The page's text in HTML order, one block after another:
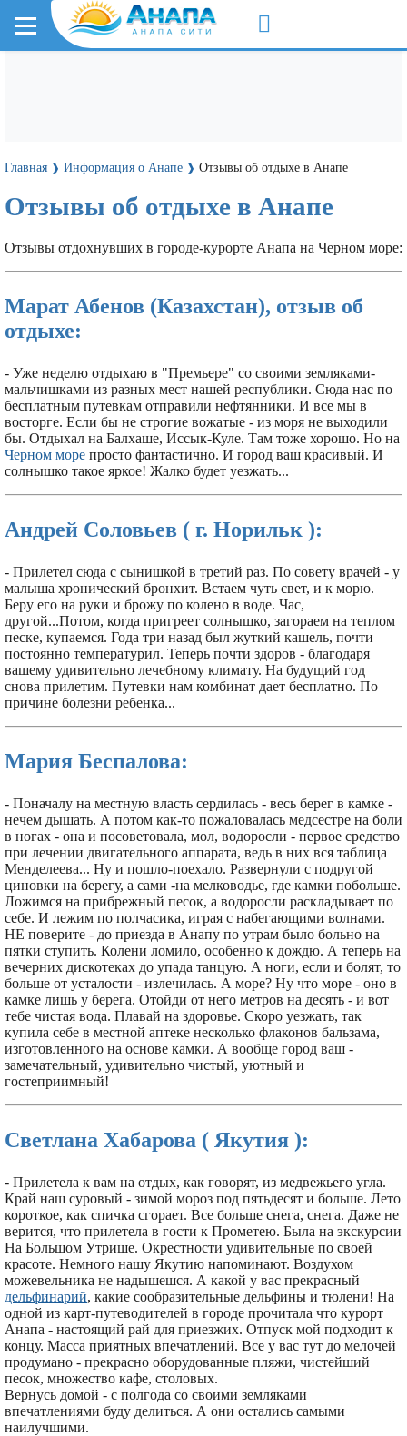
Главная ❱ Информация о Анапе ❱ Отзывы об отдыхе в Анапе
Отзывы об отдыхе в Анапе
Отзывы отдохнувших в городе-курорте Анапа на Черном море:
Марат Абенов (Казахстан), отзыв об
отдыхе:
- Уже неделю отдыхаю в "Премьере" со своими земляками-
мальчишками из разных мест нашей республики. Сюда нас по
бесплатным путевкам отправили нефтянники. И все мы в
восторге. Если бы не строгие вожатые - из моря не выходили
бы. Отдыхал на Балхаше, Иссык-Куле. Там тоже хорошо. Но на
Черном море просто фантастично. И город ваш красивый. И
солнышко такое яркое! Жалко будет уезжать...
Андрей Соловьев ( г. Норильк ):
- Прилетел сюда с сынишкой в третий раз. По совету врачей - у
малыша хронический бронхит. Встаем чуть свет, и к морю.
Беру его на руки и брожу по колено в воде. Час,
другой...Потом, когда пригреет солнышко, загораем на теплом
песке, купаемся. Года три назад был жуткий кашель, почти
постоянно температурил. Теперь почти здоров - благодаря
вашему удивительно лечебному климату. На будущий год
снова прилетим. Путевки нам комбинат дает бесплатно. По
причине болезни ребенка...
Мария Беспалова:
- Поначалу на местную власть сердилась - весь берег в камке -
нечем дышать. А потом как-то пожаловалась медсестре на боли
в ногах - она и посоветовала, мол, водоросли - первое средство
при лечении двигательного аппарата, ведь в них вся таблица
Менделеева... Ну и пошло-поехало. Развернули с подругой
циновки на берегу, а сами -на мелководье, где камки побольше.
Ложимся на прибрежный песок, а водоросли раскладывает по
себе. И лежим по полчасика, играя с набегающими волнами.
НЕ поверите - до приезда в Анапу по утрам было больно на
пятки ступить. Колени ломило, особенно к дождю. А теперь на
вечерних дискотеках до упада танцую. А ноги, если и болят, то
больше от усталости - излечилась. А море? Ну что море - оно в
камке лишь у берега. Отойди от него метров на десять - и вот
тебе чистая вода. Плавай на здоровье. Скоро уезжать, так
купила себе в местной аптеке несколько флаконов бальзама,
изготовленного на основе камки. А вообще город ваш -
замечательный, удивительно чистый, уютный и
гостеприимный!
Светлана Хабарова ( Якутия ):
- Прилетела к вам на отдых, как говорят, из медвежьего угла.
Край наш суровый - зимой мороз под пятьдесят и больше. Лето
короткое, как спичка сгорает. Все больше снега, снега. Даже не
верится, что прилетела в гости к Прометею. Была на экскурсии
На Большом Утрише. Окрестности удивительные по своей
красоте. Немного нашу Якутию напоминают. Воздухом
можевельника не надышешся. А какой у вас прекрасный
дельфинарий, какие сообразительные дельфины и тюлени! На
одной из карт-путеводителей в городе прочитала что курорт
Анапа - настоящий рай для приезжих. Отпуск мой подходит к
концу. Масса приятных впечатлений. Все у вас тут до мелочей
продумано - прекрасно оборудованные пляжи, чистейший
песок, множество кафе, столовых.
Вернусь домой - с полгода со своими земляками
впечатлениями буду делиться. А они остались самыми
наилучшими.